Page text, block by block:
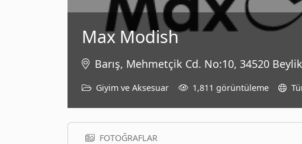
Max Modish
Barış, Mehmetçik Cd. No:10, 34520
Giyim ve Aksesuar 1,811 görüntüleme
FOTOĞRAFLAR